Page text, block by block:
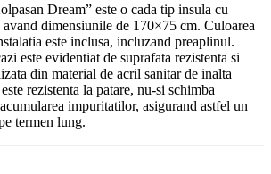
Dream” este o cada tip insula cu
dimensiunile de 170×75 cm. Culoarea
este inclusa, incluzand preaplinul.
este evidentiat de suprafata rezistenta si
din material de acril sanitar de inalta
rezistenta la patare, nu-si schimba
impuritatilor, asigurand astfel un
termen lung.